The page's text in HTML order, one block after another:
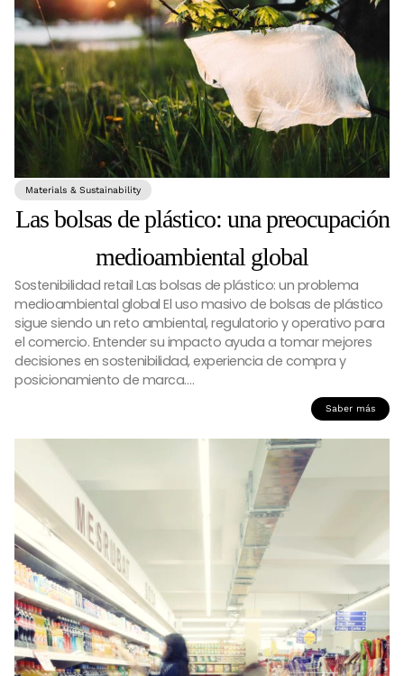
Materials & Sustainability
Las bolsas de plástico: una preocupación
medioambiental global
Sostenibilidad retail Las bolsas de plástico: un problema
medioambiental global El uso masivo de bolsas de plástico
sigue siendo un reto ambiental, regulatorio y operativo para
el comercio. Entender su impacto ayuda a tomar mejores
decisiones en sostenibilidad, experiencia de compra y
posicionamiento de marca….
Saber más